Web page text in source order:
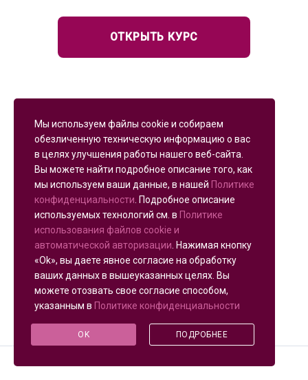
ОТКРЫТЬ КУРС
Мы используем файлы cookie и собираем
обезличенную техническую информацию о вас
в целях улучшения работы нашего веб-сайта.
Вы можете найти подробное описание того, как
мы используем ваши данные, в нашей Политике
конфиденциальности . Подробное описание
используемых технологий см. в Политике
использования файлов cookie и
автоматической авторизации . Нажимая кнопку
«Ok», вы даете явное согласие на обработку
ваших данных в вышеуказанных целях. Вы
можете отозвать свое согласие способом,
указанным в Политике конфиденциальности
OK ПОДРОБНЕЕ